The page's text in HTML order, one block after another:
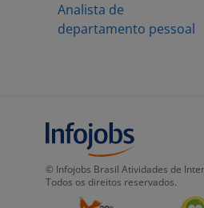
Analista de
departamento pessoal
© Infojobs Brasil Atividades de
Todos os direitos reservados.